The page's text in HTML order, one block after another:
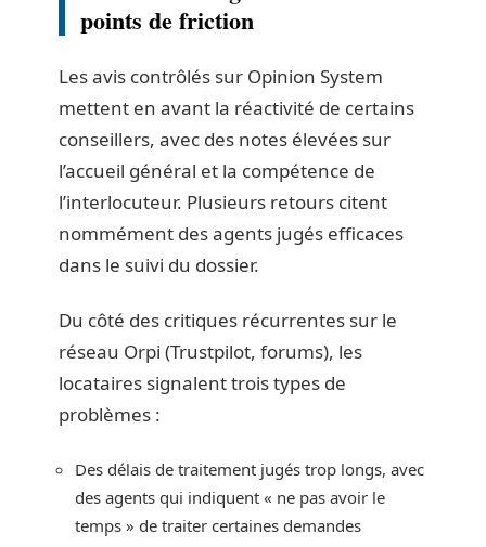
points de friction
Les avis contrôlés sur Opinion System
mettent en avant la réactivité de certains
conseillers, avec des notes élevées sur
l’accueil général et la compétence de
l’interlocuteur. Plusieurs retours citent
nommément des agents jugés efficaces
dans le suivi du dossier.
Du côté des critiques récurrentes sur le
réseau Orpi (Trustpilot, forums), les
locataires signalent trois types de
problèmes :
Des délais de traitement jugés trop longs, avec
des agents qui indiquent « ne pas avoir le
temps » de traiter certaines demandes